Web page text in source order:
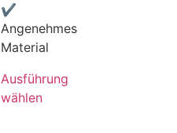
✔
Angenehmes
Material
Ausführung
wählen